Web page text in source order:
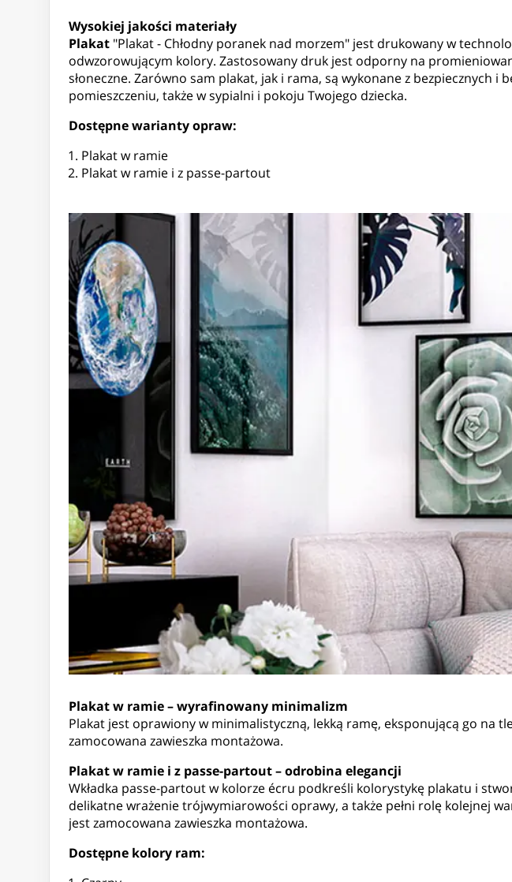
Wysokiej jakości materiały
Plakat "Plakat - Chłodny poranek nad morzem" jest drukowany w
odwzorowującym kolory. Zastosowany druk jest odporny na
słoneczne. Zarówno sam plakat, jak i rama, są wykonane z bezpiecznych
pomieszczeniu, także w sypialni i pokoju Twojego dziecka.
Dostępne warianty opraw:
Plakat w ramie
Plakat w ramie i z passe-partout
Plakat w ramie – wyrafinowany minimalizm
Plakat jest oprawiony w minimalistyczną, lekką ramę, eksponującą go na
zamocowana zawieszka montażowa.
Plakat w ramie i z passe-partout – odrobina elegancji
Wkładka passe-partout w kolorze écru podkreśli kolorystykę plakatu i
delikatne wrażenie trójwymiarowości oprawy, a także pełni rolę kolejnej
jest zamocowana zawieszka montażowa.
Dostępne kolory ram: